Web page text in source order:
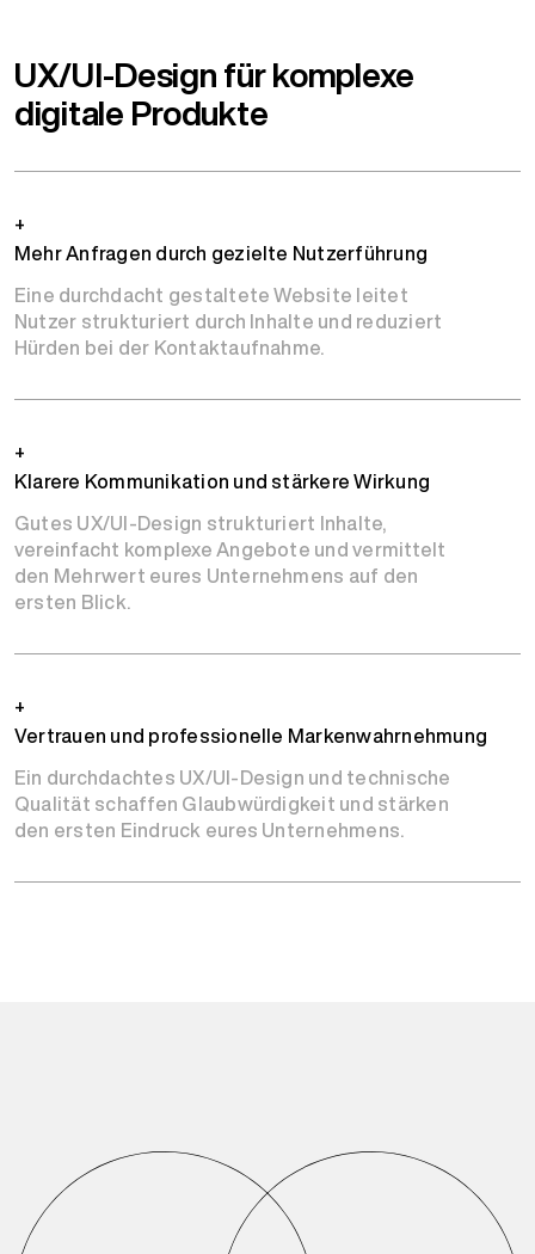
UX/UI-Design für komplexe
digitale Produkte
+
Mehr Anfragen durch gezielte Nutzerführung
Eine durchdacht gestaltete Website leitet
Nutzer strukturiert durch Inhalte und reduziert
Hürden bei der Kontaktaufnahme.
+
Klarere Kommunikation und stärkere Wirkung
Gutes UX/UI-Design strukturiert Inhalte,
vereinfacht komplexe Angebote und vermittelt
den Mehrwert eures Unternehmens auf den
ersten Blick.
+
Vertrauen und professionelle Markenwahrnehmung
Ein durchdachtes UX/UI-Design und technische
Qualität schaffen Glaubwürdigkeit und stärken
den ersten Eindruck eures Unternehmens.